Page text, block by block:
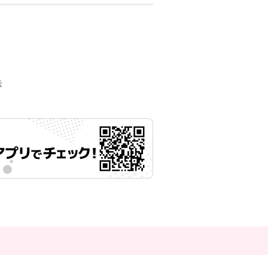
日 00時00分